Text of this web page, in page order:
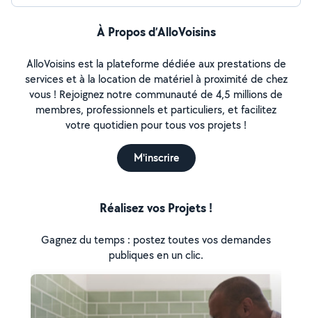
chantier. Besoin d'un électricien compétent et à
l'écoute ? Contactez BILLAUD ELEC dès aujourd'hui !
À Propos d’AlloVoisins
AlloVoisins est la plateforme dédiée aux prestations de
services et à la location de matériel à proximité de chez
vous ! Rejoignez notre communauté de 4,5 millions de
membres, professionnels et particuliers, et facilitez
votre quotidien pour tous vos projets !
M'inscrire
Réalisez vos Projets !
Gagnez du temps : postez toutes vos demandes
publiques en un clic.